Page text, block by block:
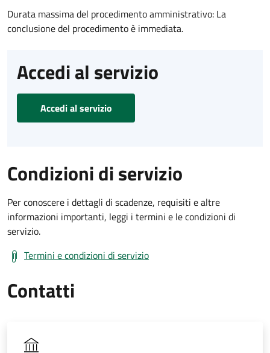
Durata massima del procedimento amministrativo: La
conclusione del procedimento è immediata.
Accedi al servizio
Accedi al servizio
Condizioni di servizio
Per conoscere i dettagli di scadenze, requisiti e altre
informazioni importanti, leggi i termini e le condizioni di
servizio.
Termini e condizioni di servizio
Contatti